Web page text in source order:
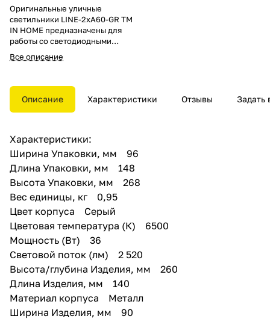
Оригинальные уличные
светильники LINE-2xA60-GR ТМ
IN HOME предназначены для
работы со светодиодными
лампами E27. Линейка
представлена в двух цветах
вариантах исполнения
(односторонний и
двусторонний). Светильники
коттеджей, ресторанов,
инсталляций. Благодаря
современному дизайну,
лаконичной форме и
нестандартному световому
эффекту, они станут идеальным
решением для акцентного
освещения общественных
зданий и частных загородных
коттеджей. Светильник имеет
разборный корпус для
установки светодиодной лампы.
Корпус защищен специальной
прокладкой, которая
предотвращает проникновение
влаги и защищает от
запотевания.
Все описание
Описание Характеристики Отзывы Задать
Характеристики:
Ширина Упаковки, мм 96
Длина Упаковки, мм 148
Высота Упаковки, мм 268
Вес единицы, кг 0,95
Цвет корпуса Серый
Цветовая температура (К) 6500
Мощность (Вт) 36
Световой поток (лм) 2 520
Высота/глубина Изделия, мм 260
Длина Изделия, мм 140
Материал корпуса Металл
Ширина Изделия, мм 90